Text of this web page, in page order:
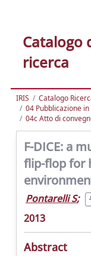
Catalogo
ricerca
IRIS
Catalogo
04 Pubblicazione
04c Atto di
F-DICE: a
flip-flop for
Pontarelli S;
2013
Abstract